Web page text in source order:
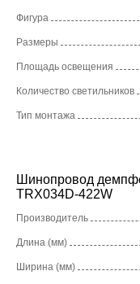
Фигура
Размеры
Площадь освещения
Количество светильников
Тип монтажа
Шинопровод
TRX034D-422W
Производитель
Длина (мм)
Ширина (мм)